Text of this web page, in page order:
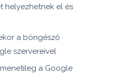
helyezhetnek el és
a böngésző
szervereivel
a Google